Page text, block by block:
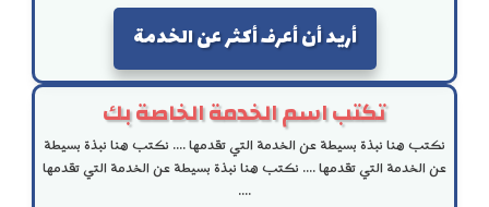
أريد أن أعرف أكثر عن الخدمة
تكتب اسم الخدمة الخاصة بك
نكتب هنا نبذة بسيطة عن الخدمة التي تقدمها .... نكتب هنا نبذة بسيطة
عن الخدمة التي تقدمها .... نكتب هنا نبذة بسيطة عن الخدمة التي تقدمها
....